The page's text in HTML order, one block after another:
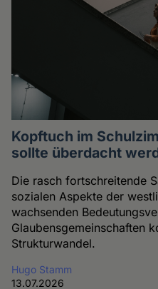
Kopftuch im
sollte überdacht
Die rasch fortschreitende
sozialen Aspekte der
wachsenden
Glaubensgemeinschaften
Strukturwandel.
Hugo Stamm
13.07.2026